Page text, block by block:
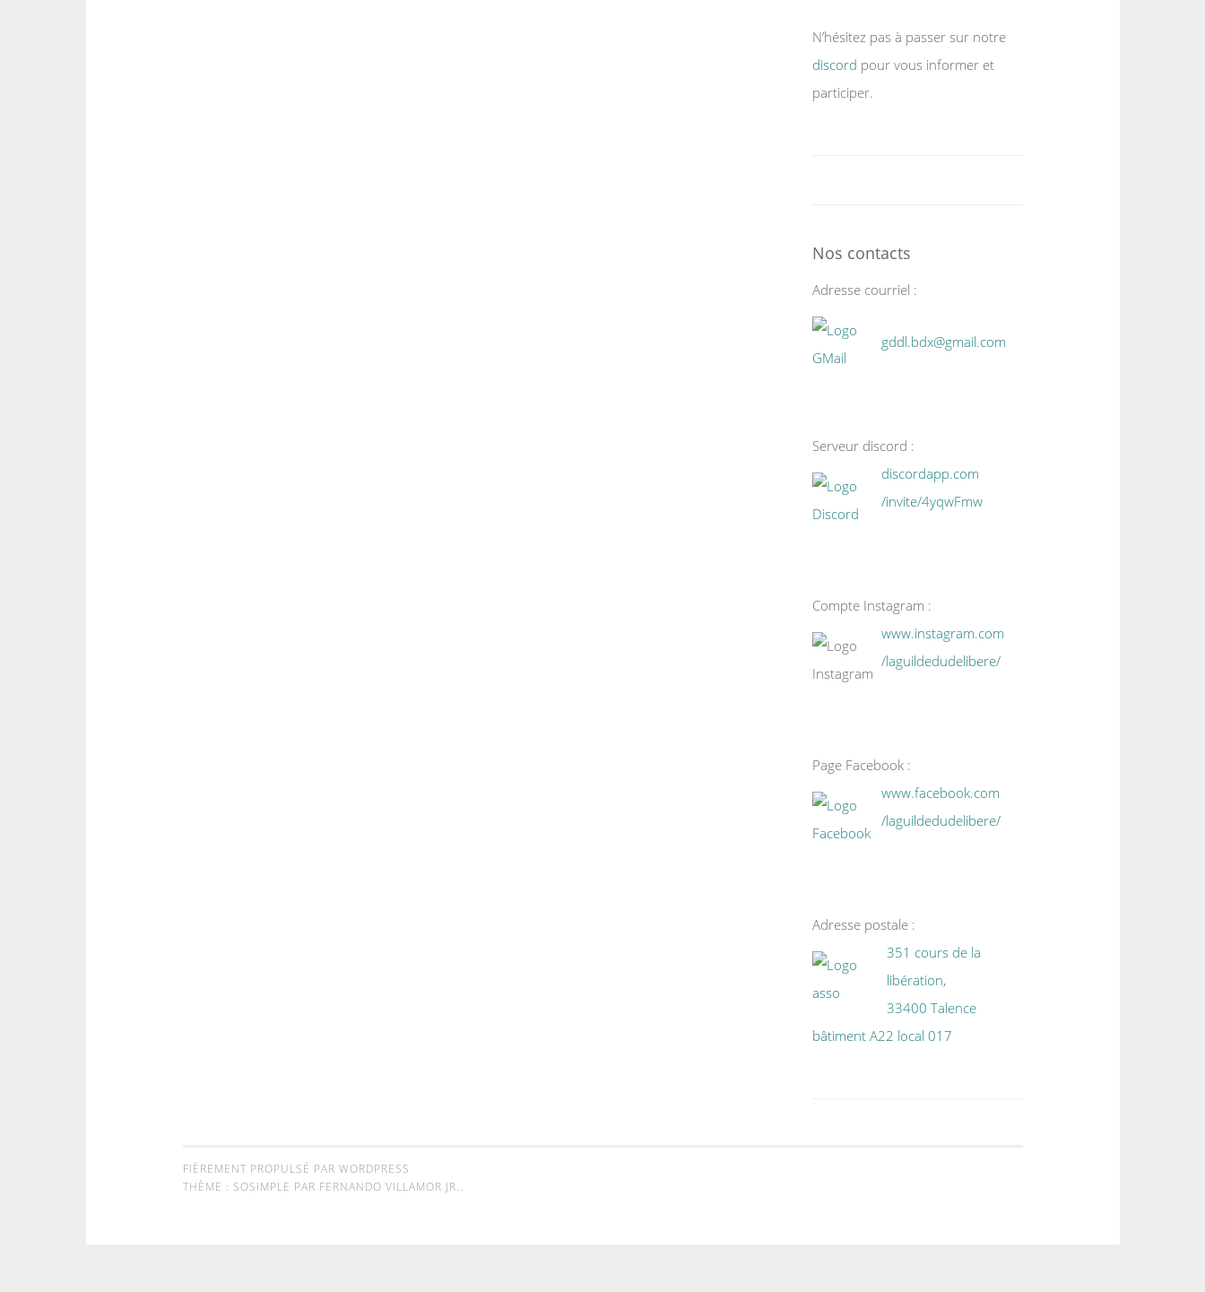
N’hésitez pas à passer sur notre
discord pour vous informer et
participer.
Nos contacts
Adresse courriel :
gddl.bdx@gmail.com
Serveur discord :
discordapp.com
/invite/4yqwFmw
Compte Instagram :
www.instagram.com
/laguildedudelibere/
Page Facebook :
www.facebook.com
/laguildedudelibere/
Adresse postale :
351 cours de la
libération,
33400 Talence
bâtiment A22 local 017
FIÈREMENT PROPULSÉ PAR WORDPRESS
THÈME : SOSIMPLE PAR FERNANDO VILLAMOR JR..